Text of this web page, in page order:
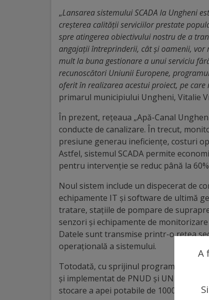
Ungheniul
turistic
Obiective
turistice
Sculpturi
(harta
sculpturilor)
Monumente
arhitecturale
Personalități
marcante
Sportivi
performanță
„Lansarea sistemului SCADA la Ungheni
creșterea calității serviciilor prestate
spre atingerea obiectivului nostru de a
angajații întreprinderii, cât și oamenii, vor
mult la buna gestionare a unui serviciu
recunoscători Uniunii Europene,
oferit în realizarea acestui proiect, pe
primarul municipiului Ungheni, Vitalie
În prezent, rețeaua „Apă-Canal
conducte de canalizare. În trecut,
presiune generau ineficiențe, costuri
Astfel, sistemul SCADA permite
pentru intervenție se reduc până la
Noul sistem include un dispecerat de
echipamente IT și software de ultimă
tratare, stațiile de pompare de
senzori și echipamente de
Datele sunt transmise printr-o rețea
operațională a sistemului.
Totodată, cu sprijinul programului
și implementat de PNUD și UNICEF, la
stocare a apei potabile de 1000 m³.
A